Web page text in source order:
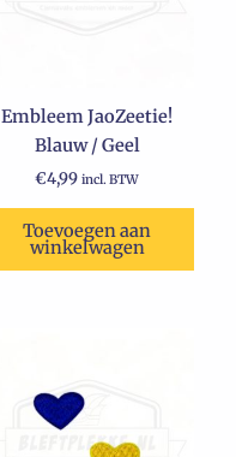
Embleem JaoZeetie!
Blauw / Geel
€4,99 incl. BTW
Toevoegen aan
winkelwagen